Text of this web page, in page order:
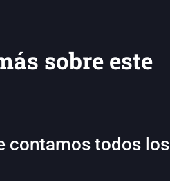
sobre este
contamos todos los